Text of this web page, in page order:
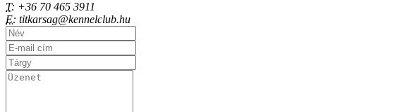
T: +36 70 465 3911
E: titkarsag@kennelclub.hu